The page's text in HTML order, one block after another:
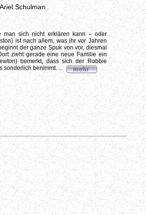
Schulman
man sich nicht erklären kann – oder
ist nach allem, was ihr vor Jahren
der ganze Spuk von vor, diesmal
zieht gerade eine neue Familie ein
bemerkt, dass sich der Robbie
sonderlich benimmt. ...